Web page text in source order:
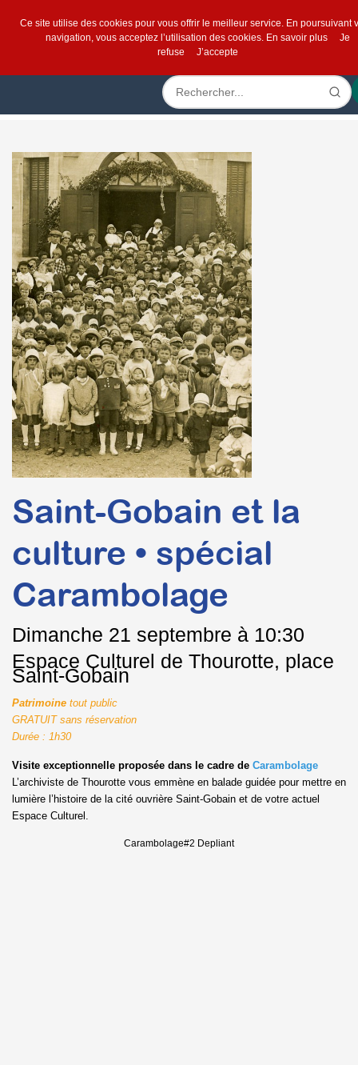
Saint-Gobain et la
culture • spécial
Carambolage
Dimanche 21 septembre à 10:30
Espace Culturel de Thourotte, place
Saint-Gobain
Patrimoine tout public
GRATUIT sans réservation
Durée : 1h30
Visite exceptionnelle proposée dans le cadre de Carambolage
L’archiviste de Thourotte vous emmène en balade guidée pour mettre en
lumière l’histoire de la cité ouvrière Saint-Gobain et de votre actuel
Espace Culturel.
Carambolage#2 Depliant
Ce site utilise des cookies pour vous offrir le meilleur service. En poursuivant
navigation, vous acceptez l’utilisation des cookies. En savoir plus
Je
refuse
J’accepte